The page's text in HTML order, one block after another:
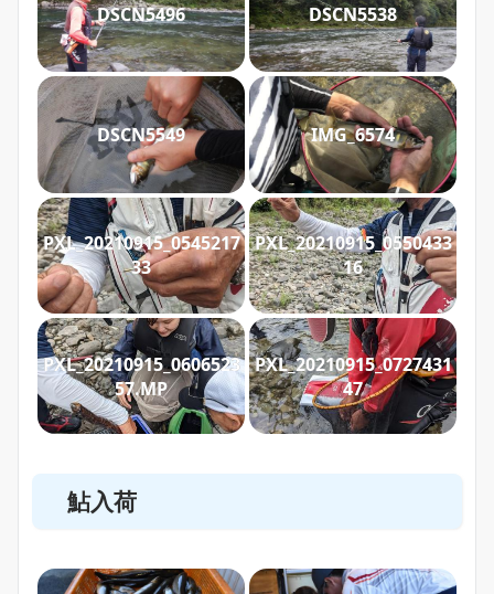
DSCN5496 DSCN5538
DSCN5549 IMG_6574
PXL_20210915_0545217
33
PXL_20210915_0550433
16
PXL_20210915_0606523
57.MP
PXL_20210915_0727431
47
鮎入荷